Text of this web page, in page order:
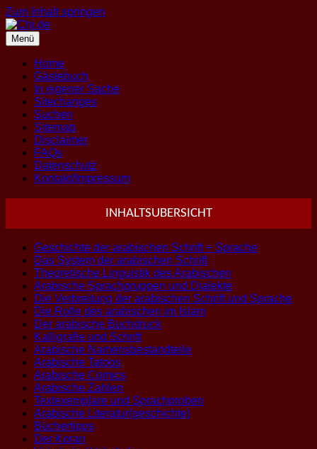
Zum Inhalt springen
Menü
Home
Gästebuch
In eigener Sache
Sitechanges
Suchen
Sitemap
Disclaimer
FAQs
Datenschutz
Kontakt/Impressum
INHALTSUBERSICHT
Geschichte der arabischen Schrift + Sprache
Das System der arabischen Schrift
Theoretische Linguistik des Arabischen
Arabische Sprachgruppen und Dialekte
Die Verbreitung der arabischen Schrift und Sprache
Die Rolle des arabischen im Islam
Der arabische Buchdruck
Kalligrafie und Schrift
Arabische Namensbestandteile
Arabische Tatoos
Arabische Comics
Arabische Zahlen
Textexemplare und Sprachproben
Arabische Literatur(geschichte)
Büchertipps
Der Koran